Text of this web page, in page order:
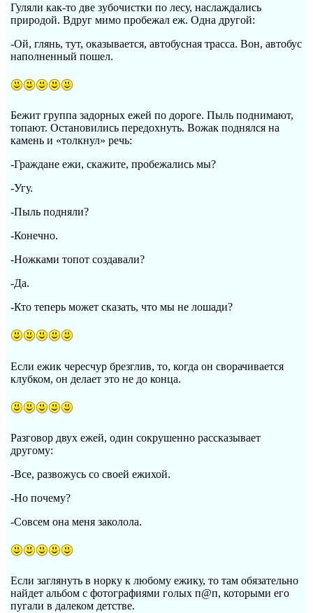
Гуляли как-то две зубочистки по лесу, наслаждались
природой. Вдруг мимо пробежал еж. Одна другой:
-Ой, глянь, тут, оказывается, автобусная трасса. Вон, автобус
наполненный пошел.
Бежит группа задорных ежей по дороге. Пыль поднимают,
топают. Остановились передохнуть. Вожак поднялся на
камень и «толкнул» речь:
-Граждане ежи, скажите, пробежались мы?
-Угу.
-Пыль подняли?
-Конечно.
-Ножками топот создавали?
-Да.
-Кто теперь может сказать, что мы не лошади?
Если ежик чересчур брезглив, то, когда он сворачивается
клубком, он делает это не до конца.
Разговор двух ежей, один сокрушенно рассказывает
другому:
-Все, развожусь со своей ежихой.
-Но почему?
-Совсем она меня заколола.
Если заглянуть в норку к любому ежику, то там обязательно
найдет альбом с фотографиями голых п@п, которыми его
пугали в далеком детстве.